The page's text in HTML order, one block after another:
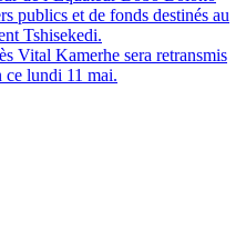
publics et de fonds destinés au
Tshisekedi.
Vital Kamerhe sera retransmis
ce lundi 11 mai.